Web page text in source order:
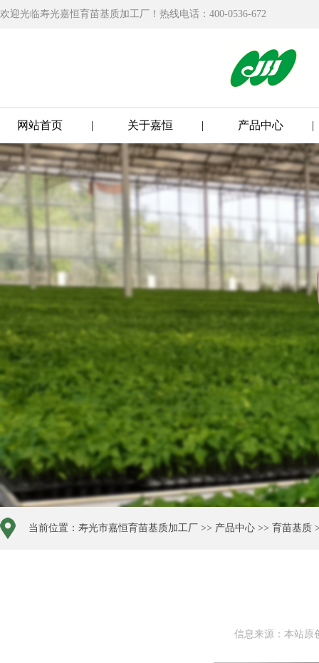
欢迎光临寿光嘉恒育苗基质加工厂！热线电话：400-0536-672
网站首页 | 关于嘉恒 | 产品中心 |
当前位置： 寿光市嘉恒育苗基质加工厂 >> 产品中心 >> 育苗基质
信息来源：本站